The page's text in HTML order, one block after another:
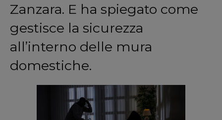
Zanzara. E ha spiegato come
gestisce la sicurezza
all’interno delle mura
domestiche.